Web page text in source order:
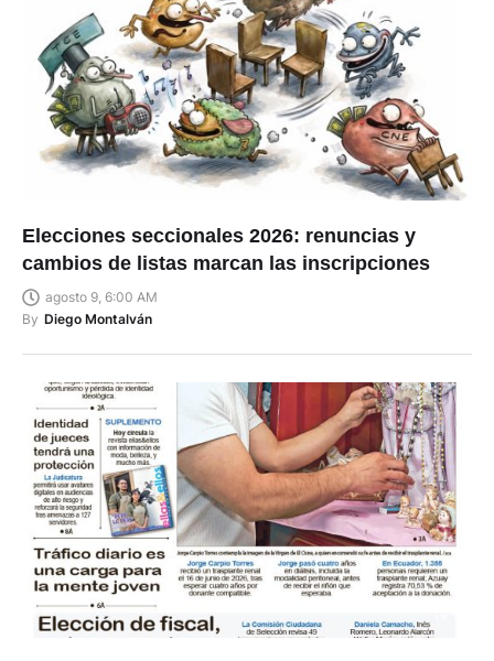
Elecciones seccionales 2026: renuncias y
cambios de listas marcan las inscripciones
agosto 9, 6:00 AM
By Diego Montalván